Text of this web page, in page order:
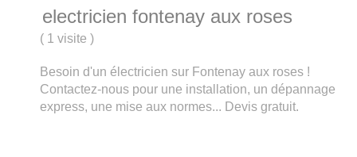
electricien fontenay aux roses
( 1 visite)
Besoin d'un électricien sur Fontenay aux roses !
Contactez-nous pour une installation, un dépannage
express, une mise aux normes... Devis gratuit.